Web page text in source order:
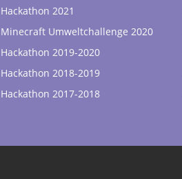
Hackathon 2021
Minecraft Umweltchallenge 2020
Hackathon 2019-2020
Hackathon 2018-2019
Hackathon 2017-2018